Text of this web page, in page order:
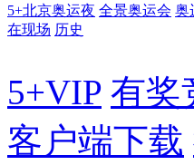
5+北京奥运夜 全景奥运会 奥
在现场 历史
5+VIP 有奖
客户端下载